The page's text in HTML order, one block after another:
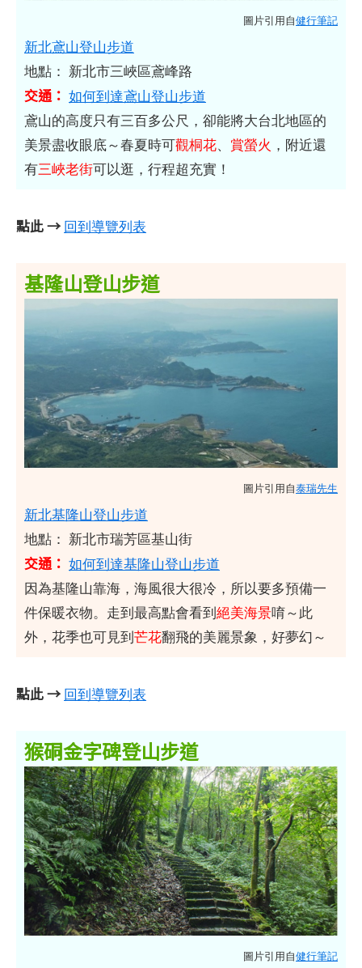
圖片引用自健行筆記
新北鳶山登山步道
地點： 新北市三峽區鳶峰路
交通： 如何到達鳶山登山步道
鳶山的高度只有三百多公尺，卻能將大台北地區的
美景盡收眼底～春夏時可觀桐花、 賞螢火 ，附近還
有三峽老街可以逛，行程超充實！
點此 → 回到導覽列表
基隆山登山步道
圖片引用自泰瑞先生
新北基隆山登山步道
地點： 新北市瑞芳區基山街
交通： 如何到達基隆山登山步道
因為基隆山靠海，海風很大很冷，所以要多預備一
件保暖衣物。走到最高點會看到絕美海景唷～此
外，花季也可見到芒花翻飛的美麗景象，好夢幻～
點此 → 回到導覽列表
猴硐金字碑登山步道
圖片引用自健行筆記